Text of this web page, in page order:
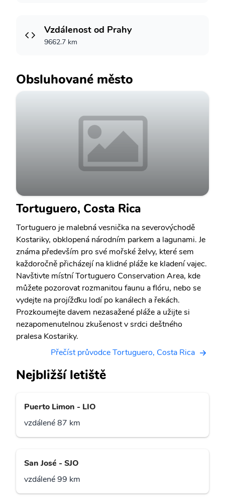
Vzdálenost od Prahy
9662.7 km
Obsluhované město
Tortuguero, Costa Rica
Tortuguero je malebná vesnička na severovýchodě
Kostariky, obklopená národním parkem a lagunami. Je
známa především pro své mořské želvy, které sem
každoročně přicházejí na klidné pláže ke kladení vajec.
Navštivte místní Tortuguero Conservation Area, kde
můžete pozorovat rozmanitou faunu a flóru, nebo se
vydejte na projížďku lodí po kanálech a řekách.
Prozkoumejte davem nezasažené pláže a užijte si
nezapomenutelnou zkušenost v srdci deštného
pralesa Kostariky.
Přečíst průvodce Tortuguero, Costa Rica
Nejbližší letiště
Puerto Limon - LIO
vzdálené 87 km
San José - SJO
vzdálené 99 km